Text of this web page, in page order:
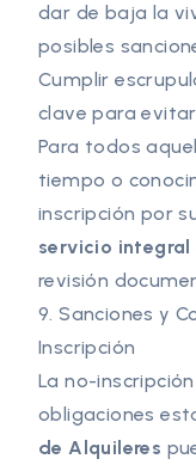
dar de baja la
posibles
Cumplir
clave para
Para todos
tiempo o
inscripción por
servicio integral
revisión
9. Sanciones y
Inscripción
La no-
obligaciones
de Alquileres